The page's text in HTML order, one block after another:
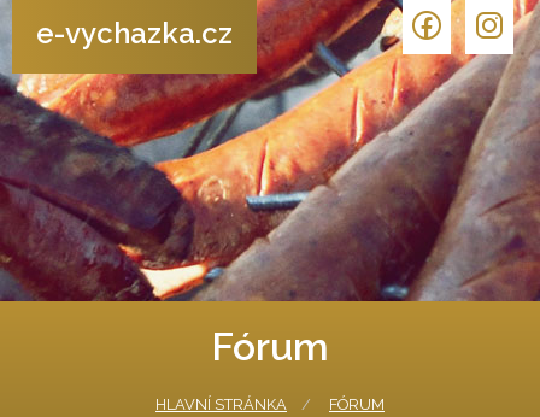
e-vychazka.cz
Fórum
HLAVNÍ STRÁNKA FÓRUM